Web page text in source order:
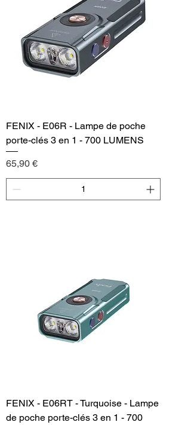
FENIX - E06R - Lampe de poche
porte-clés 3 en 1 - 700 LUMENS
Price
65,90 €
FENIX - E06RT - Turquoise - Lampe
de poche porte-clés 3 en 1 - 700